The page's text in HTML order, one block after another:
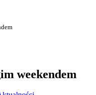
weekendem